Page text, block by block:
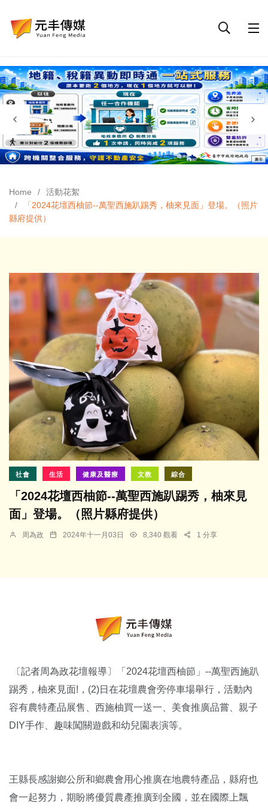
Home
活動花絮
「2024花壇西柚節--萬聖西施趴踢秀，柚來見面」登場。（照片
縣府提供）
社會 生活 健康及醫療 文教 綜合
「2024花壇西柚節--萬聖西施趴踢秀，柚來見
面」登場。（照片縣府提供）
周為政 2024年十一月03日 8,340 觀看 1 分享
〔記者周為政花壇報導〕「2024花壇西柚節」--萬聖西施趴
踢秀，柚來見面!，(2)日在花壇農會旁停車場舉行，活動內
容有農特產品展售、西施柚買一送一、美食推廣品嘗、親子
DIY手作、趣味闖關遊戲和幼兒園表演等。
王縣長感謝鄉公所和鄉農會用心推廣在地農特產品，縣府也
會一起努力，期盼將優質農產推廣到全國，並在國際上飄